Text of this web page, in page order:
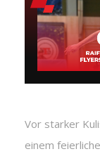
Vor starker
einem